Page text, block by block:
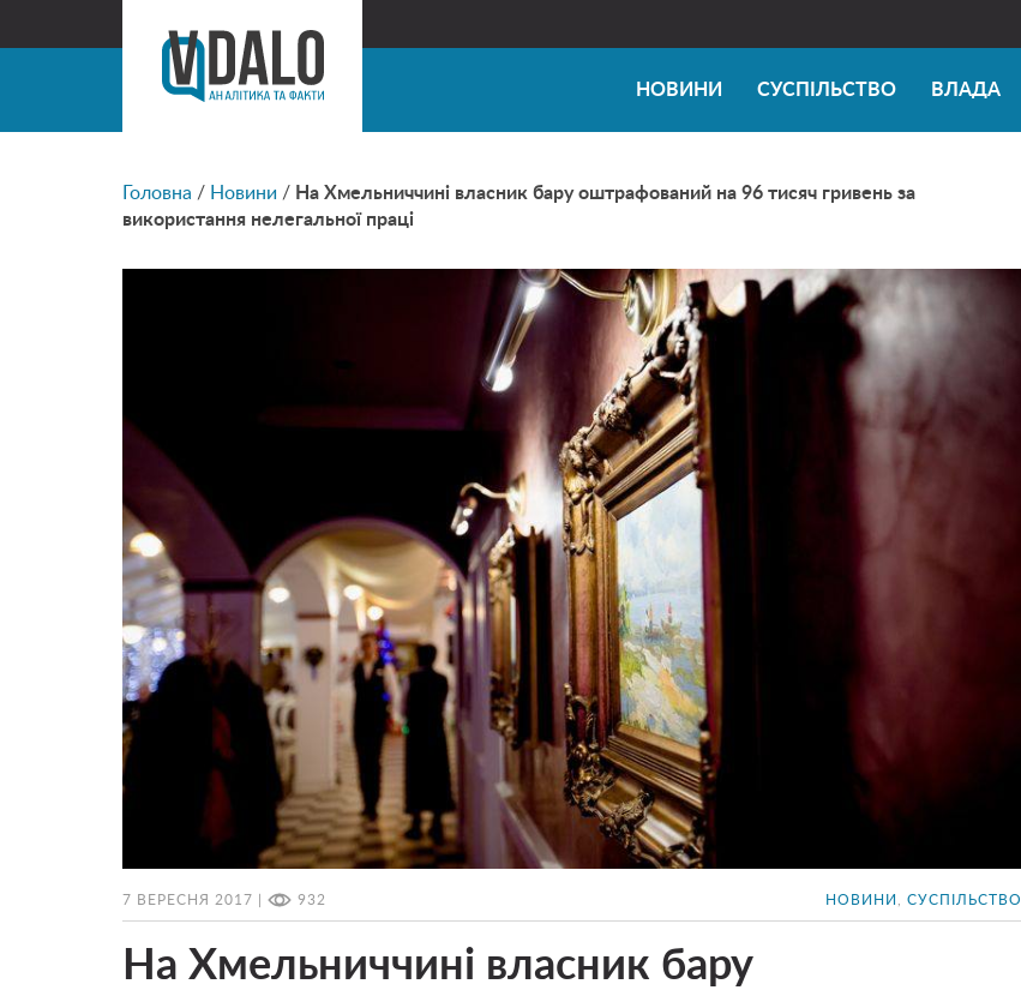
НОВИНИ СУСПІЛЬСТВО ВЛАДА
Головна / Новини / На Хмельниччині власник бару оштрафований на 96 тисяч гривень за
використання нелегальної праці
7 ВЕРЕСНЯ 2017 | 932 НОВИНИ СУСПІЛЬСТВО
На Хмельниччині власник бару